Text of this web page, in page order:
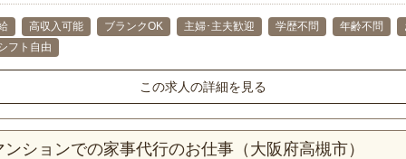
高収入可能 ブランクOK 主婦･主夫歓迎 学歴不問 年齢不問
フト自由
この求人の詳細を見る
ションでの家事代行のお仕事（大阪府高槻市）